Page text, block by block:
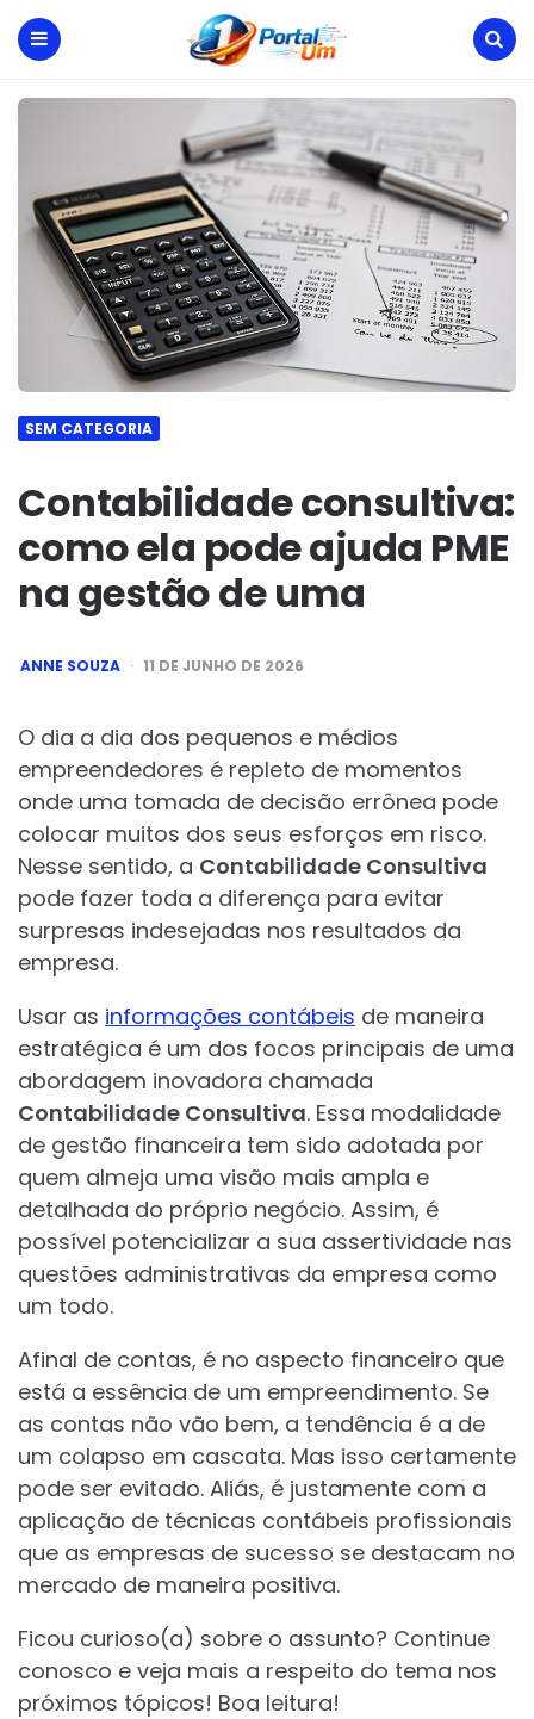
SEM CATEGORIA
Contabilidade consultiva:
como ela pode ajuda PME
na gestão de uma
POSTED
BY
ANNE SOUZA 11 DE JUNHO DE 2026
O dia a dia dos pequenos e médios
empreendedores é repleto de momentos
onde uma tomada de decisão errônea pode
colocar muitos dos seus esforços em risco.
Nesse sentido, a Contabilidade Consultiva
pode fazer toda a diferença para evitar
surpresas indesejadas nos resultados da
empresa.
Usar as informações contábeis de maneira
estratégica é um dos focos principais de uma
abordagem inovadora chamada
Contabilidade Consultiva. Essa modalidade
de gestão financeira tem sido adotada por
quem almeja uma visão mais ampla e
detalhada do próprio negócio. Assim, é
possível potencializar a sua assertividade nas
questões administrativas da empresa como
um todo.
Afinal de contas, é no aspecto financeiro que
está a essência de um empreendimento. Se
as contas não vão bem, a tendência é a de
um colapso em cascata. Mas isso certamente
pode ser evitado. Aliás, é justamente com a
aplicação de técnicas contábeis profissionais
que as empresas de sucesso se destacam no
mercado de maneira positiva.
Ficou curioso(a) sobre o assunto? Continue
conosco e veja mais a respeito do tema nos
próximos tópicos! Boa leitura!